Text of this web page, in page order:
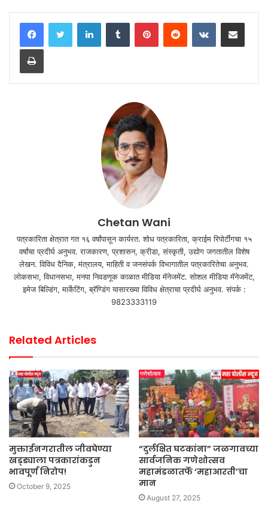
LinkedInTumblr PinterestReddit VKontakteShare via Email
Print
Chetan Wani
पत्रकारिता क्षेत्रात गत १६ वर्षांपासून कार्यरत. शोध पत्रकारिता, क्राईम रिपोर्टींगचा १५
वर्षांचा प्रदीर्घ अनुभव. राजकारण, प्रशासन, क्रीडा, संस्कृती, उद्योग जगतातील विशेष
लेखन. विविध दैनिक, मंत्रालय, माहिती व जनसंपर्क विभागातील पत्रकारितेचा अनुभव.
लोकसभा, विधानसभा, मनपा निवडणूक काळात मीडिया मॅनेजमेंट. सोशल मीडिया मॅनेजमेंट,
इमेज बिल्डिंग, मार्केटिंग, ब्रॅण्डिंग यासारख्या विविध क्षेत्राचा प्रदीर्घ अनुभव. संपर्क :
9823333119
Related Articles
मुक्ताईनगरातील जीवघेण्या
खड्ड्याला पत्रकारांकडुन
भावपूर्ण निरोप!
October 9, 2025
“दुर्लक्षित घटकांना” जळगावच्या
सार्वजनिक गणेशोत्सव
महामंडळातर्फे ‘महाआरती’चा
मान
August 27, 2025